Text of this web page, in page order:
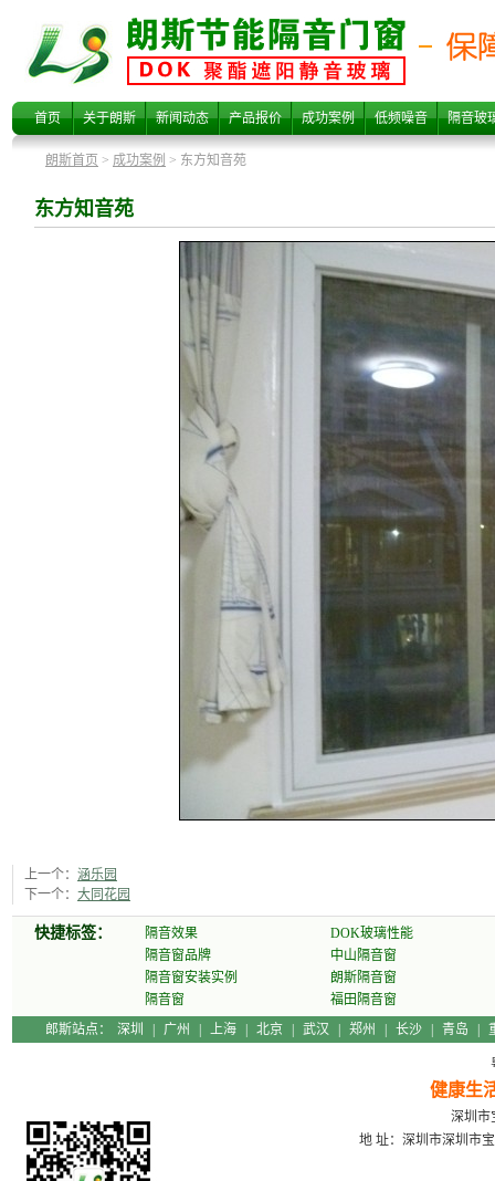
东方知音苑
首页 关于朗斯 新闻动态 产品报价 成功案例 低频噪音 隔音玻
朗斯首页 > 成功案例 > 东方知音苑
东方知音苑
上一个： 涵乐园
下一个： 大同花园
快捷标签： 隔音效果
DOK玻璃性能
隔音窗品牌
中山隔音窗
隔音窗安装实例
朗斯隔音窗
隔音窗
福田隔音窗
郎斯站点：
深圳 广州 上海 北京 武汉 郑州 长沙 青岛
健康生
深圳市
地 址：深圳市深圳市